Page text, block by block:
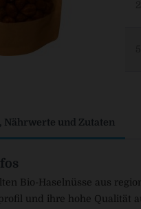
Nährwerte und Zutaten
Bio-Haselnüsse aus
und ihre hohe Qualität